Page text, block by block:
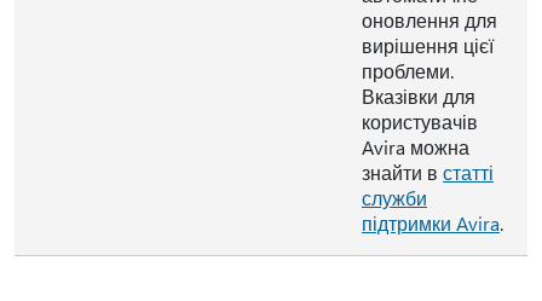
оновлення для
вирішення цієї
проблеми.
Вказівки для
користувачів
Avira можна
знайти в статті
служби
підтримки Avira.